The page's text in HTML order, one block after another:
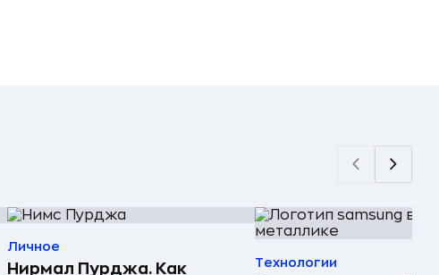
Личное
Нирмал Пурджа. Как
Технологии